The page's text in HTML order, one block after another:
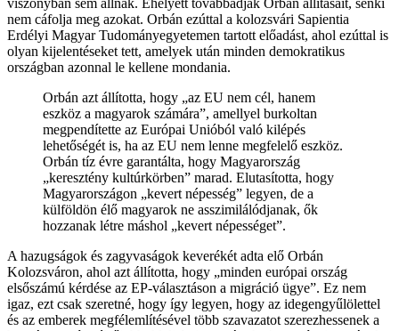
nem cáfolja meg azokat. Orbán ezúttal a kolozsvári Sapientia
Erdélyi Magyar Tudományegyetemen tartott előadást, ahol ezúttal is
olyan kijelentéseket tett, amelyek után minden demokratikus
országban azonnal le kellene mondania.
Orbán azt állította, hogy „az EU nem cél, hanem
eszköz a magyarok számára”, amellyel burkoltan
megpendítette az Európai Unióból való kilépés
lehetőségét is, ha az EU nem lenne megfelelő eszköz.
Orbán tíz évre garantálta, hogy Magyarország
„keresztény kultúrkörben” marad. Elutasította, hogy
Magyarországon „kevert népesség” legyen, de a
külföldön élő magyarok ne asszimilálódjanak, ők
hozzanak létre máshol „kevert népességet”.
A hazugságok és zagyvaságok keverékét adta elő Orbán
Kolozsváron, ahol azt állította, hogy „minden európai ország
elsőszámú kérdése az EP-választáson a migráció ügye”. Ez nem
igaz, ezt csak szeretné, hogy így legyen, hogy az idegengyűlölettel
és az emberek megfélemlítésével több szavazatot szerezhessenek a